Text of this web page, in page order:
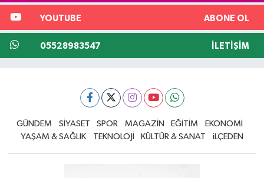
YOUTUBE ABONE OL
05528983547 İLETIŞIM
GÜNDEM SİYASET SPOR MAGAZİN EĞİTİM
EKONOMİ
YAŞAM & SAĞLIK
TEKNOLOJİ KÜLTÜR & SANAT iLÇEDEN